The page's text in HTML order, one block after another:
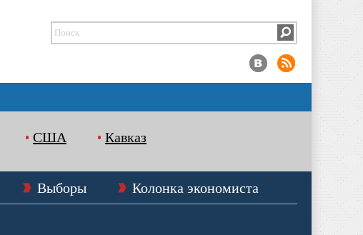
США Кавказ
Выборы
Колонка экономиста